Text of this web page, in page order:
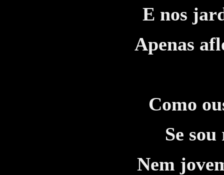
E nos
Apenas
Como
Se
Nem